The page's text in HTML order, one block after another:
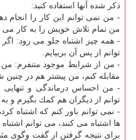
ذكر شده آنها استفاده كنید:
- من نمی توانم این كار را انجام
من تمام تلاش خویش را به كار می
- همه چیز اشتباه جلو می رود:
توانم از پس آن بربیایم.
- من از شرایط موجود متنفرم: من
مقابله كنم، من پیشتر هم در چنین
- من احساس درماندگی و
توانم از دیگران هم كمك بگیرم و
- نمی توانم باور كنم كه اشتباه
ها اشتباه می كنند، می توانم
برای نتیجه گرفتن از گفت وگوی